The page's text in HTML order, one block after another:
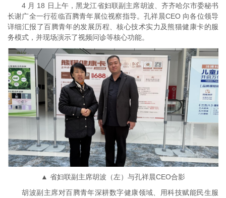
4 月 18 日上午，黑龙江省妇联副主席胡波、齐齐哈尔市委秘书
长谢广全一行莅临百腾青年展位视察指导。孔祥晨CEO 向各位领导
详细汇报了百腾青年的发展历程、核心技术实力及熊猫健康卡的服
务模式，并现场演示了视频问诊等核心功能。
▲ 省妇联副主席胡波（左）与孔祥晨CEO合影
胡波副主席对百腾青年深耕数字健康领域、用科技赋能民生服